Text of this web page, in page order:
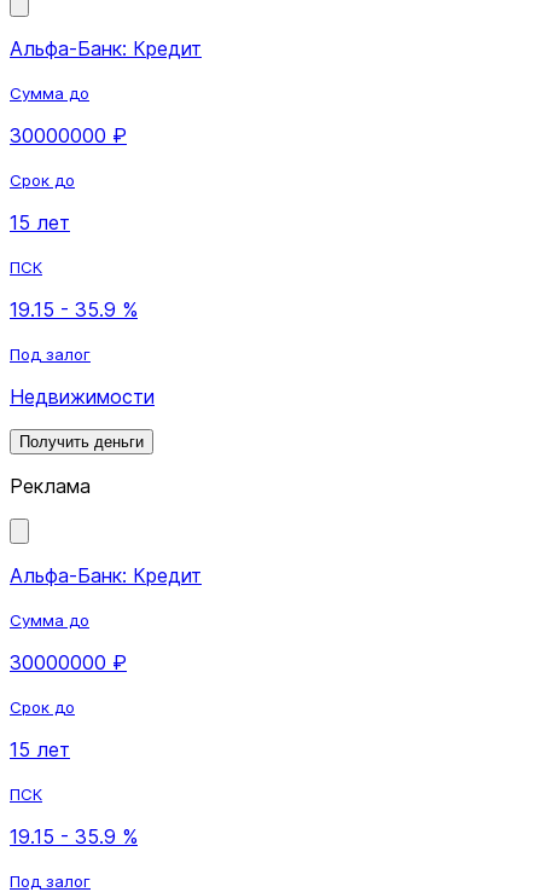
Альфа-Банк: Кредит
Сумма до
30000000 ₽
Срок до
15 лет
ПСК
19.15 - 35.9 %
Под залог
Недвижимости
Получить деньги
Реклама
Альфа-Банк: Кредит
Сумма до
30000000 ₽
Срок до
15 лет
ПСК
19.15 - 35.9 %
Под залог